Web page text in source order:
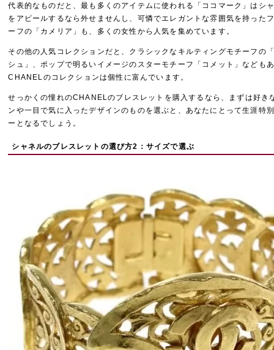
代表的なものだと、最も多くのアイテムに使われる「ココマーク」はシ
をアピールするなら外せませんし、可憐でエレガントな雰囲気を持った
ーフの「カメリア」も、多くの女性から人気を集めています。
その他の人気コレクションだと、クラシックなキルティングモチーフの
シュ」、ポップで明るいイメージのスターモチーフ「コメット」なども
CHANELのコレクションは個性に富んでいます。
せっかくの憧れのCHANELのブレスレットを購入するなら、まずは好き
ンや一目で気に入ったデザインのものを選ぶと、あなたにとって生涯特
ーとなるでしょう。
シャネルのブレスレットの選び方2：サイズで選ぶ